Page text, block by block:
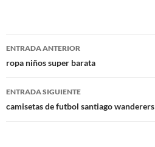
Navegación
de
entradas
ENTRADA ANTERIOR
ropa niños super barata
ENTRADA SIGUIENTE
camisetas de futbol santiago wanderers